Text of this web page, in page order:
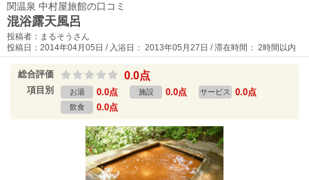
関温泉 中村屋旅館の口コミ
混浴露天風呂
投稿者：まるそうさん
投稿日：2014年04月05日 / 入浴日： 2013年05月27日 / 滞在時間： 2時間以内
総合評価 0.0点
項目別 お湯 0.0点 施設 0.0点 サービス 0.0点
飲食 0.0点